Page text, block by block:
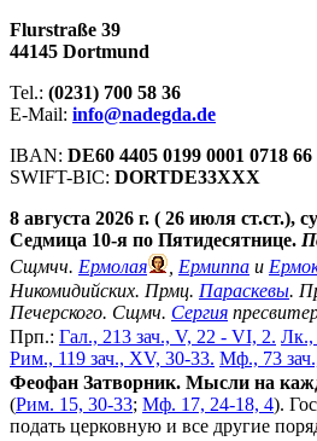
Flurstraße 39
44145 Dortmund
Tel.: (0231) 700 58 36
E-Mail: info@nadegda.de
IBAN: DE60 4405 0199 0001 0718 66
SWIFT-BIC: DORTDE33XXX
8 августа 2026 г. ( 26 июля ст.ст.),
Седмица 10-я по Пятидесятнице.
Сщмчч. Ермолая Ермиппа и
Никомидийских. Прмц. Параскевы.
Печерского. Сщмч. Сергия
Прп.: Гал., 213 зач., V, 22 - VI, 2. Лк.,
Рим., 119 зач., XV, 30-33. Мф., 73
Феофан Затворник. Мысли на
(Рим. 15, 30-33; Мф. 17, 24-18, 4).
подать церковную и все другие